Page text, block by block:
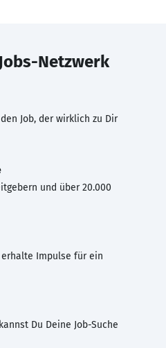
Netzwerk
Job, der wirklich zu Dir
und über 20.000
Impulse für ein
Du Deine Job-Suche